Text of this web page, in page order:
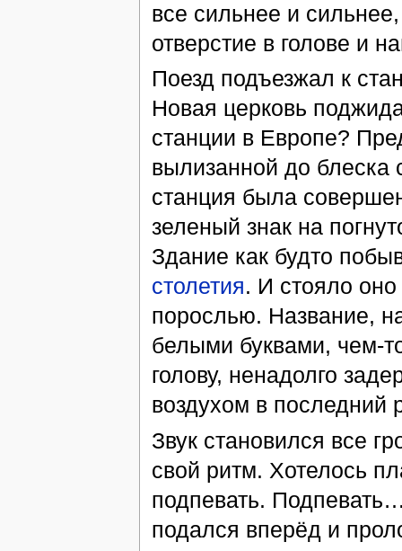
все сильнее и
отверстие в голове и
Поезд подъезжал к
Новая церковь
станции в Европе?
вылизанной до блеска
станция была
зеленый знак на
Здание как будто
столетия. И стояло
порослью. Название,
белыми буквами, чем-
голову, ненадолго
воздухом в последний
Звук становился все
свой ритм. Хотелось
подпевать.
подался вперёд и